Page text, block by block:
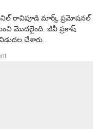
అనిల్ రావిపూడి మార్క్ ప్రమోషనల్
మొదలైంది. జీవీ ప్రకాష్
చేశారు.